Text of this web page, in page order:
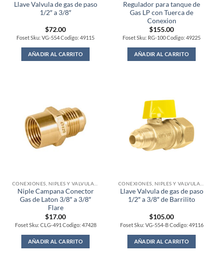
Llave Valvula de gas de paso
1/2″ a 3/8″
$72.00
Foset Sku: VG-554 Codigo: 49115
AÑADIR AL CARRITO
Regulador para tanque de
Gas LP con Tuerca de
Conexion
$155.00
Foset Sku: RG-100 Codigo: 49225
AÑADIR AL CARRITO
Niple Campana Conector
Gas de Laton 3/8″ a 3/8″
Flare
$17.00
Foset Sku: CLG-491 Codigo: 47428
AÑADIR AL CARRITO
Llave Valvula de gas de paso
1/2″ a 3/8″ de Barrilito
$105.00
Foset Sku: VG-554-B Codigo: 49116
AÑADIR AL CARRITO